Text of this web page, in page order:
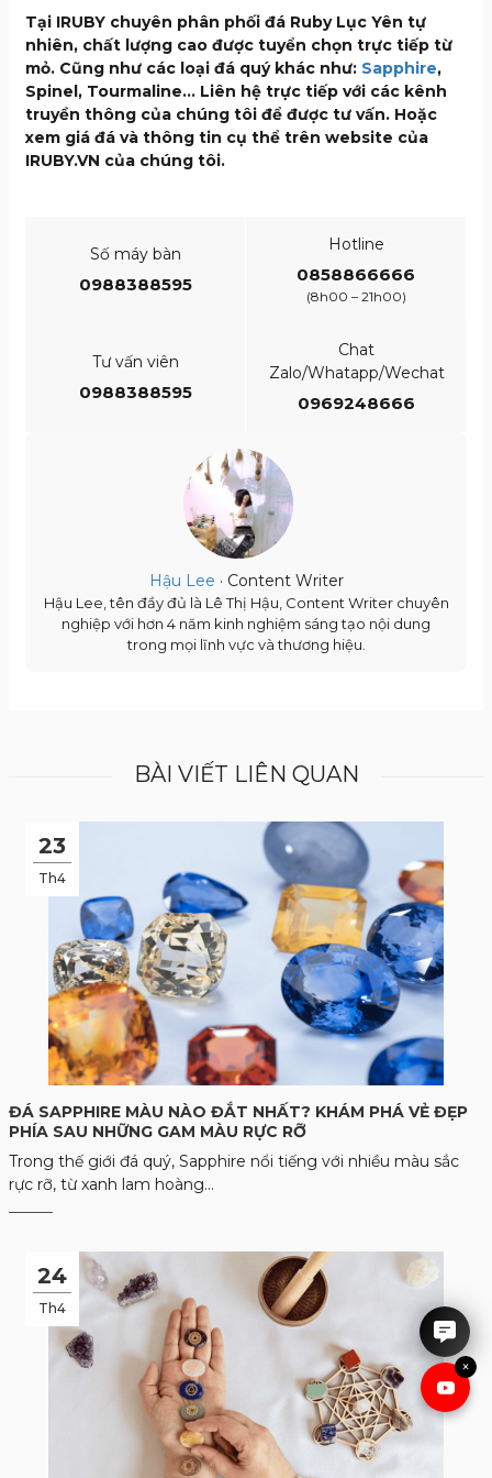
×
Tại IRUBY chuyên phân phối đá Ruby Lục Yên tự
nhiên, chất lượng cao được tuyển chọn trực tiếp từ
mỏ. Cũng như các loại đá quý khác như: Sapphire,
Spinel, Tourmaline… Liên hệ trực tiếp với các kênh
truyền thông của chúng tôi để được tư vấn. Hoặc
xem giá đá và thông tin cụ thể trên website của
IRUBY.VN của chúng tôi.
Số máy bàn
0988388595
Hotline
0858866666
(8h00 – 21h00)
Tư vấn viên
0988388595
Chat
Zalo/Whatapp/Wechat
0969248666
Hậu Lee · Content Writer
Hậu Lee, tên đầy đủ là Lê Thị Hậu, Content Writer chuyên
nghiệp với hơn 4 năm kinh nghiệm sáng tạo nội dung
trong mọi lĩnh vực và thương hiệu.
BÀI VIẾT LIÊN QUAN
23
Th4
ĐÁ SAPPHIRE MÀU NÀO ĐẮT NHẤT? KHÁM PHÁ VẺ ĐẸP
PHÍA SAU NHỮNG GAM MÀU RỰC RỠ
Trong thế giới đá quý, Sapphire nổi tiếng với nhiều màu sắc
rực rỡ, từ xanh lam hoàng...
24
Th4
vấn cho anh chị.